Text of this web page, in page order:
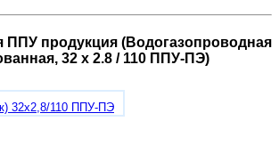
продукция (Водогазопроводная
32 х 2.8 / 110 ППУ-ПЭ)